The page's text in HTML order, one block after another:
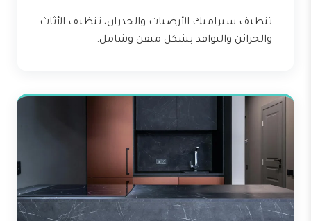
تنظيف سيراميك الأرضيات والجدران، تنظيف الأثاث
والخزائن والنوافذ بشكل متقن وشامل.